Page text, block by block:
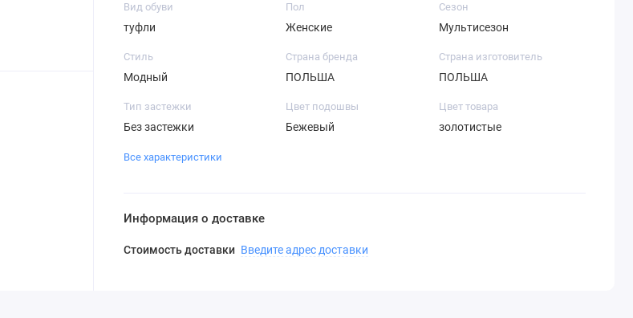
Вид обуви
туфли
Пол
Женские
Сезон
Мультисезон
Стиль
Модный
Страна бренда
ПОЛЬША
Страна изготовитель
ПОЛЬША
Тип застежки
Без застежки
Цвет подошвы
Бежевый
Цвет товара
золотистые
Все характеристики
Информация о доставке
Стоимость доставки Введите адрес доставки